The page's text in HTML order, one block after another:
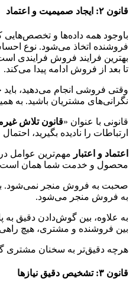
قانون ۲: ایجاد صمیمیت و اعتماد
با‌وجود همه داده‌ها و
فروشنده اتخاذ می‌شود. نوع
بهترین فرایند فروش فرایندی
تا بعد از فروش ادامه پیدا می‌کند.
وقتی فروشی انجام می‌دهید،
نگرانی‌های مشتریان باشید. به
قانونی با عنوان «قانون تلاش
ارتباطات را نادیده بگیرید،
اعتماد و اعتبار مهم‌ترین عوامل
محصول و خدمت شما همان است که
صحبت به فروش منجر نمی‌شود.
به فروش منجر می‌شود.
به علاوه، بین گوش‌دادن دقیق به
بین فروشنده و مشتری، هیچ
هر‌چه دقیق‌تر به سخنان مشتری
قانون ۳: تشخیص دقیق نیازها